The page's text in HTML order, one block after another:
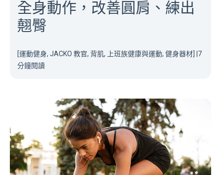
ViPR火箭筒訓練教學：5個
全身動作，改善圓肩、練出
翹臀
[運動健身, JACKO 教官, 背肌, 上班族健康與運動, 健身器材]|7